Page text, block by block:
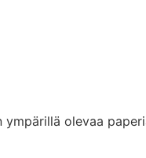
olevaa